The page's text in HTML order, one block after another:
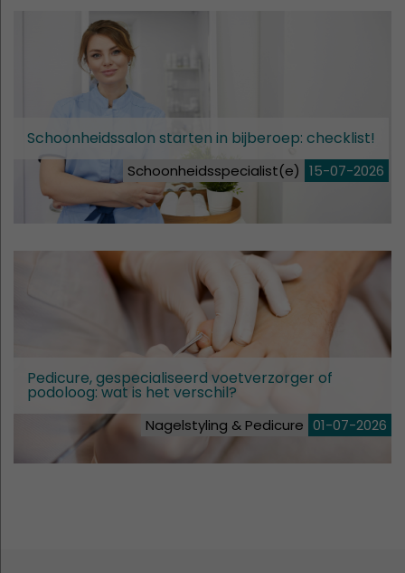
Schoonheidssalon starten in bijberoep: checklist!
15-07-2026
Schoonheidsspecialist(e)
Pedicure, gespecialiseerd voetverzorger of
podoloog: wat is het verschil?
01-07-2026
Nagelstyling & Pedicure